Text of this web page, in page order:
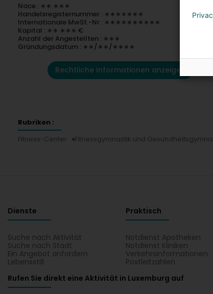
Nace : ∗∗.∗∗∗
Handelsregisternummer : ∗∗∗∗∗∗∗
Internationale MwSt.-Nr : ∗∗∗∗∗∗∗∗∗∗
Kapital : ∗∗ ∗∗∗ €
Anzahl der Angestellten : ∗∗∗
Gründungsdatum : ∗∗/∗∗/∗∗∗∗
Rechtliche Informationen anzeigen
Rubriken :
Fitness-Center
Fitnessgymnastik und
Dienste
Suche nach Aktivität
Suche nach Stadt
Ein Angebot anfordern
Lebensstill
Praktisch
Notdienst Apotheken
Notdienst Kliniken
Verkehrsinformationen
Postleitzahlen
Rufen Sie direkt eine Aktivität in Luxemburg auf